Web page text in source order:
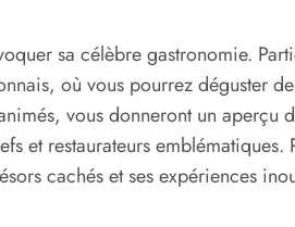
sa célèbre gastronomie.
où vous pourrez déguster
vous donneront un aperçu
et restaurateurs emblématiques.
cachés et ses expériences